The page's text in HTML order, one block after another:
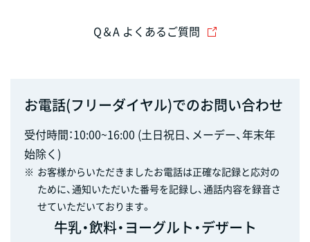
Q＆A よくあるご質問
お電話(フリーダイヤル)でのお問い合わせ
受付時間：10:00~16:00 (土日祝日、メーデー、年末年
始除く)
※ お客様からいただきましたお電話は正確な記録と応対の
ために、通知いただいた番号を記録し、通話内容を録音さ
せていただいております。
牛乳・飲料・ヨーグルト・デザート